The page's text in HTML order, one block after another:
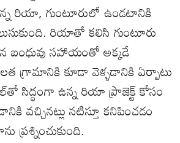
రియా, గుంటూరులో ఉండటానికి
. రియాతోకలిసి గుంటూరు
బంధువుసహాయంతోఅక్కడే
లత గ్రామానికికూడా వెళ్ళడానికిఏర్పాటు
సిద్ధంగాఉన్నరియాప్రాజెక్ట్కోసం
వచ్చినట్లునటిస్తూ కనిపించడం
ప్రశ్నించుకుంది.